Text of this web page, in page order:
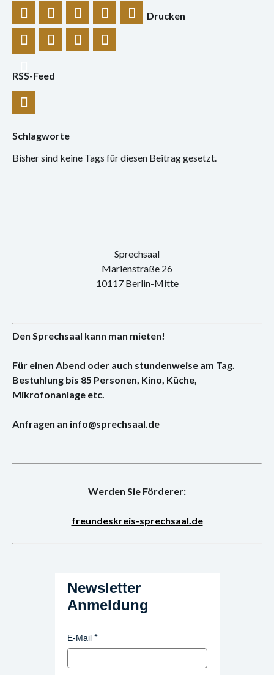
Performance
Vernissage
Sprechsaal
Ausstellungen
Vortrag
Sprechsaal
Drucken
RSS-Feed
Schlagworte
Bisher sind keine Tags für diesen Beitrag gesetzt.
Sprechsaal
Marienstraße 26
10117 Berlin-Mitte
Den Sprechsaal kann man mieten!
Für einen Abend oder auch stundenweise am Tag.
Bestuhlung bis 85 Personen, Kino, Küche,
Mikrofonanlage etc.
Anfragen an info@sprechsaal.de
Werden Sie Förderer:
freundeskreis-sprechsaal.de
Newsletter
Anmeldung
E-Mail